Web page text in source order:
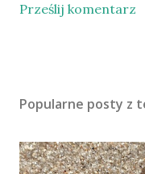
Prześlij komentarz
Popularne posty z